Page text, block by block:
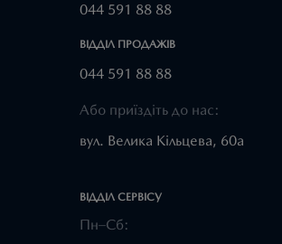
044 591 88 88
ВІДДІЛ ПРОДАЖІВ
044 591 88 88
Або приїздіть до нас:
вул. Велика Кільцева, 60а
ВІДДІЛ CЕРВІСУ
Пн–Сб: